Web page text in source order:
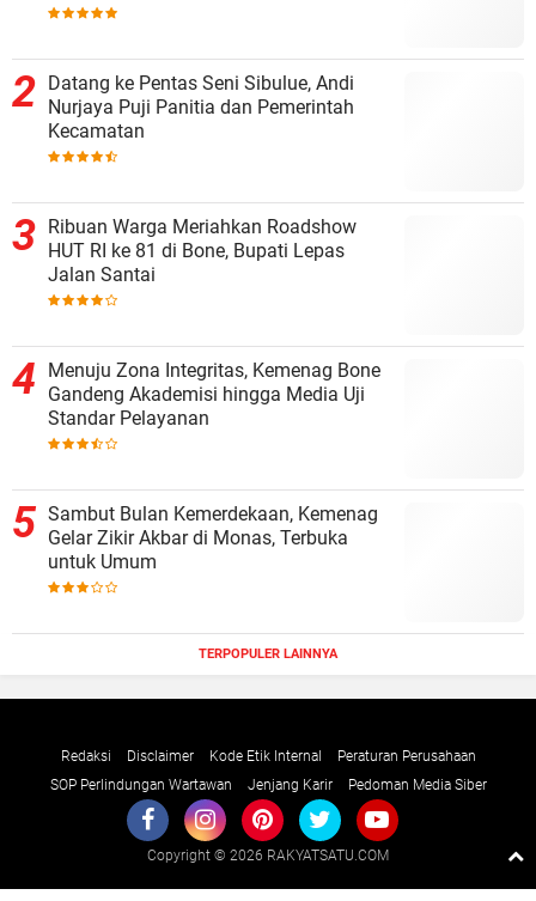
Datang ke Pentas Seni Sibulue, Andi
Nurjaya Puji Panitia dan Pemerintah
Kecamatan
Ribuan Warga Meriahkan Roadshow
HUT RI ke 81 di Bone, Bupati Lepas
Jalan Santai
Menuju Zona Integritas, Kemenag Bone
Gandeng Akademisi hingga Media Uji
Standar Pelayanan
Sambut Bulan Kemerdekaan, Kemenag
Gelar Zikir Akbar di Monas, Terbuka
untuk Umum
TERPOPULER LAINNYA
Redaksi Disclaimer Kode Etik Internal
Peraturan Perusahaan
SOP Perlindungan Wartawan
Jenjang Karir Pedoman Media Siber
Copyright © 2026 RAKYATSATU.COM
Raushan